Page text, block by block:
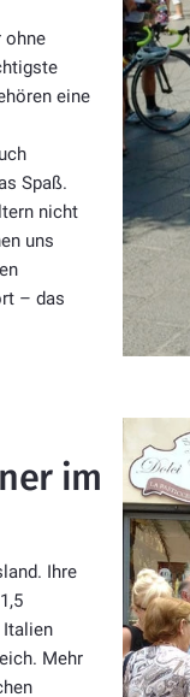
ohne
eine
Spaß.
nicht
uns
– das
im
Ihre
Italien
Mehr